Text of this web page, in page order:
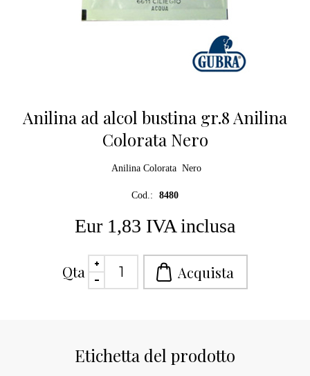
Anilina ad alcol bustina gr.8 Anilina
Colorata Nero
Anilina Colorata Nero
Cod.: 8480
Eur 1,83 IVA inclusa
Qta
Etichetta del prodotto